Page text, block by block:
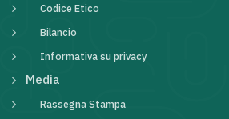
Codice Etico
Bilancio
Informativa su privacy
Media
Rassegna Stampa